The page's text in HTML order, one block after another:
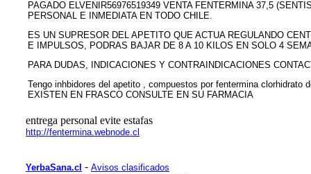
PAGADO ELVENIR56976519349 VENTA FENTERMINA 37,5
PERSONAL E INMEDIATA EN TODO CHILE.
ES UN SUPRESOR DEL APETITO QUE ACTUA REGULANDO
E IMPULSOS, PODRAS BAJAR DE 8 A 10 KILOS EN SOLO 4
PARA DUDAS, INDICACIONES Y CONTRAINDICACIONES
Tengo inhbidores del apetito , compuestos por fentermina
EXISTEN EN FRASCO CONSULTE EN SU FARMACIA
entrega personal evite estafas
http://fentermina.webnode.cl
YerbaSana.cl - Avisos clasificados